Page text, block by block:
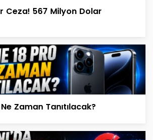
Ceza! 567 Milyon Dolar
Zaman Tanıtılacak?